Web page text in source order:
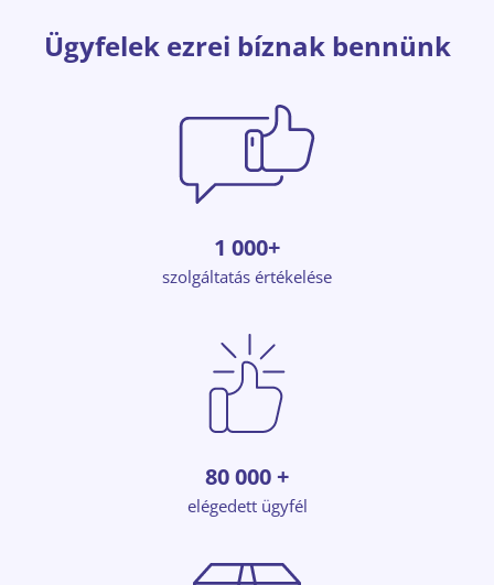
Ügyfelek ezrei bíznak bennünk
1 000+
szolgáltatás értékelése
80 000 +
elégedett ügyfél